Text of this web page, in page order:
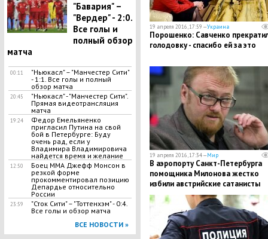
​"Бавария" –
"Вердер" - 2:0.
Все голы и
полный обзор
матча
00:11
"​Ньюкасл" – "Манчестер Сити"
- 1:1. Все голы и полный
обзор матча
20:45
"Ньюкасл" - "Манчестер Сити".
Прямая видеотрансляция
матча
19:24
Федор Емельяненко
пригласил Путина на свой
бой в Петербурге: Буду
очень рад, если у
Владимира Владимировича
найдется время и желание
12:50
Боец ММА Джефф Монсон в
резкой форме
прокомментировал позицию
Депардье относительно
России
23:59
"Сток Сити" – "Тоттенхэм" - 0:4.
Все голы и обзор матча
ВСЕ НОВОСТИ »
19 апреля 2016, 17:59 —Украина
Порошенко: Савченко
голодовку - спасибо ей за это
19 апреля 2016, 17:34 —Мир
В аэропорту Санкт-Петербурга
помощника Милонова жестко
избили австрийские сатанисты